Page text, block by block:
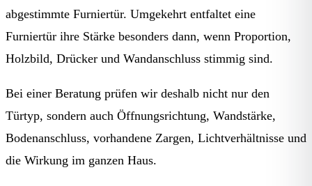
abgestimmte Furniertür. Umgekehrt entfaltet eine
Furniertür ihre Stärke besonders dann, wenn Proportion,
Holzbild, Drücker und Wandanschluss stimmig sind.
Bei einer Beratung prüfen wir deshalb nicht nur den
Türtyp, sondern auch Öffnungsrichtung, Wandstärke,
Bodenanschluss, vorhandene Zargen, Lichtverhältnisse und
die Wirkung im ganzen Haus.